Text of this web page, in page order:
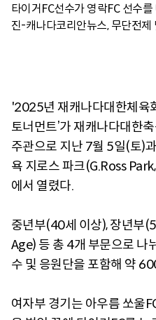
타이거FC선수가 영락FC 선수
진-캐나다코리안뉴스, 무단전제
'2025년 재캐나다대한체육
토너먼트’가 재캐나다대한
주관으로 지난 7월 5일(토)
욕 지로스 파크(G.Ross
에서 열렸다.
중년부(40세 이상), 장년부
Age) 등 총 4개 부문으로 나
수 및 응원단을 포함해 약
여자부 경기는 아우름 쏘울